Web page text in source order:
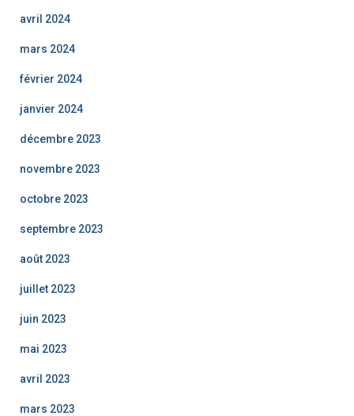
avril 2024
mars 2024
février 2024
janvier 2024
décembre 2023
novembre 2023
octobre 2023
septembre 2023
août 2023
juillet 2023
juin 2023
mai 2023
avril 2023
mars 2023